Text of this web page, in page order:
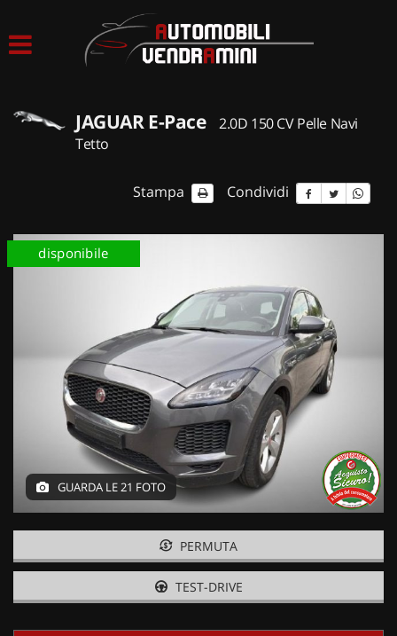
ACQUISTIAMO USATO
CONTATTI
JAGUAR E-Pace
2.0D 150 CV Pelle Navi
Tetto
Stampa Condividi
disponibile
GUARDA LE 21 FOTO
PERMUTA
TEST-DRIVE